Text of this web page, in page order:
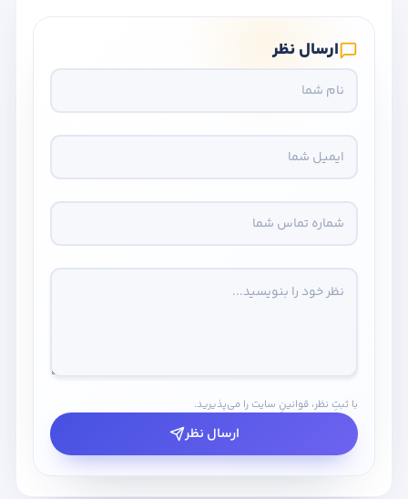
ارسال نظر
با ثبتِ نظر، قوانینِ سایت را می‌پذیرید.
ارسال نظر